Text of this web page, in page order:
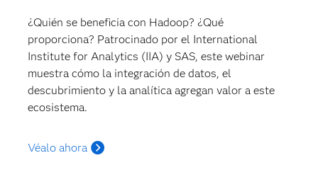
¿Quién se beneficia con Hadoop? ¿Qué
proporciona? Patrocinado por el International
Institute for Analytics (IIA) y SAS, este webinar
muestra cómo la integración de datos, el
descubrimiento y la analítica agregan valor a este
ecosistema.
Véalo ahora